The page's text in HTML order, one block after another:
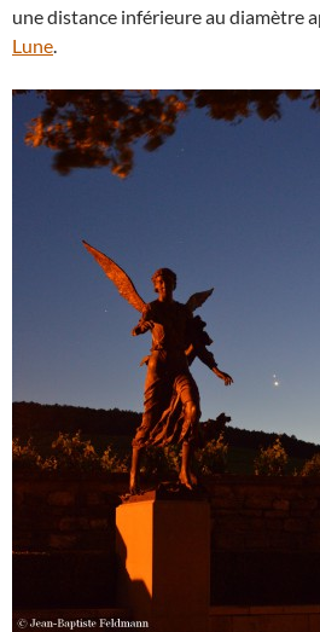
une distance inférieure au diamètre
Lune.